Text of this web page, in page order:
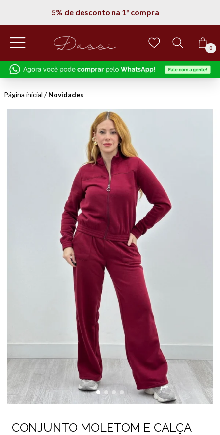
5% de desconto na 1° compra
0
Página inicial /Novidades
CONJUNTO MOLETOM E CALÇA